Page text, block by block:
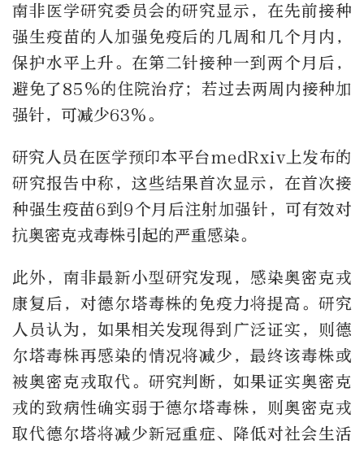
南非医学研究委员会的研究显示，在先前接种
强生疫苗的人加强免疫后的几周和几个月内，
保护水平上升。在第二针接种一到两个月后，
避免了85％的住院治疗；若过去两周内接种加
强针，可减少63％。
研究人员在医学预印本平台medRxiv上发布的
研究报告中称，这些结果首次显示，在首次接
种强生疫苗6到9个月后注射加强针，可有效对
抗奥密克戎毒株引起的严重感染。
此外，南非最新小型研究发现，感染奥密克戎
康复后，对德尔塔毒株的免疫力将提高。研究
人员认为，如果相关发现得到广泛证实，则德
尔塔毒株再感染的情况将减少，最终该毒株或
被奥密克戎取代。研究判断，如果证实奥密克
戎的致病性确实弱于德尔塔毒株，则奥密克戎
取代德尔塔将减少新冠重症、降低对社会生活